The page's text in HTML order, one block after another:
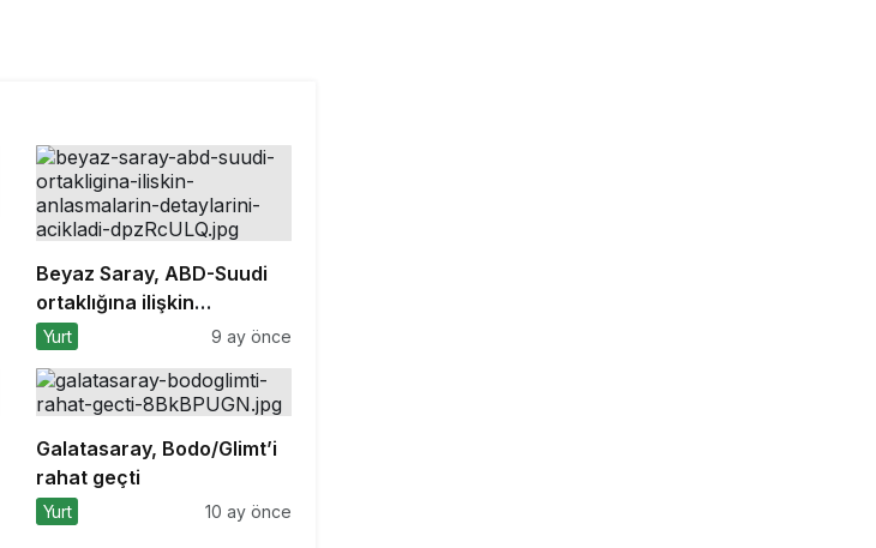
Beyaz Saray, ABD-Suudi
ortaklığına ilişkin
anlaşmaların detaylarını
Yurt 9 ay önce
Galatasaray, Bodo/Glimt’i
rahat geçti
Yurt 10 ay önce